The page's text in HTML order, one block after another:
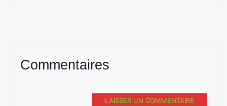
Commentaires
LAISSER UN COMMENTAIRE